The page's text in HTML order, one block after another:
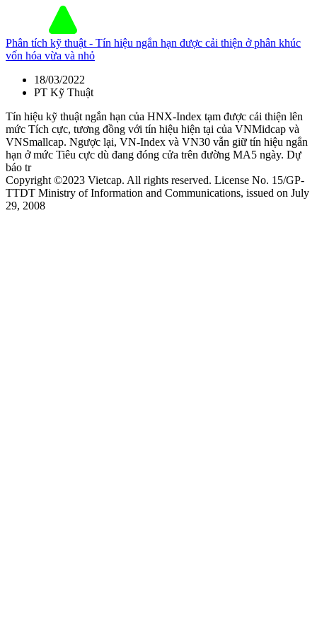
Phân tích kỹ thuật - Tín hiệu ngắn hạn được cải thiện ở phân khúc
vốn hóa vừa và nhỏ
18/03/2022
PT Kỹ Thuật
Tín hiệu kỹ thuật ngắn hạn của HNX-Index tạm được cải thiện lên
mức Tích cực, tương đồng với tín hiệu hiện tại của VNMidcap và
VNSmallcap. Ngược lại, VN-Index và VN30 vẫn giữ tín hiệu ngắn
hạn ở mức Tiêu cực dù đang đóng cửa trên đường MA5 ngày. Dự
báo tr
Copyright ©2023 Vietcap. All rights reserved. License No. 15/GP-
TTDT Ministry of Information and Communications, issued on July
29, 2008